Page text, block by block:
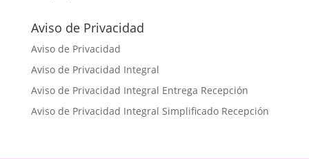
Aviso de Privacidad
Aviso de Privacidad
Aviso de Privacidad Integral
Aviso de Privacidad Integral Entrega Recepción
Aviso de Privacidad Integral Simplificado Recepción